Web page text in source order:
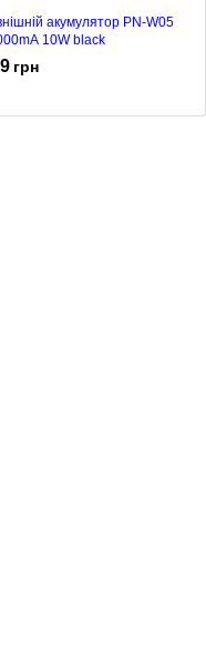
акумулятор PN-W05
10W black
грн